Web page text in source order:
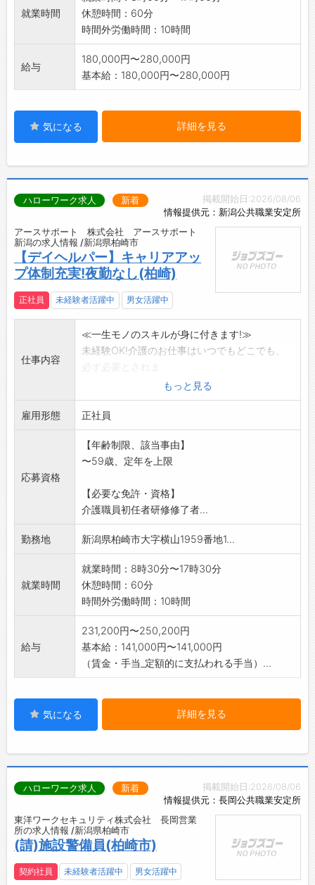
就業時間
休憩時間：60分
時間外労働時間：10時間
給与
180,000円〜280,000円
基本給：180,000円〜280,000円
気になる 詳細を見る
掲載開始日:2026/08/06
情報提供元：新潟公共職業安定所
ハローワーク求人 新着
アースサポート 株式会社 アースサポート
新潟の求人情報 /新潟県柏崎市
【デイヘルパー】キャリアアッ
プ体制充実!夜勤なし(柏崎)
正社員 未経験者活躍中 男女活躍中
仕事内容
≪一生モノのスキルが身に付きます!≫
未経験OK!介護のお仕事はいつでもどこでも、
しっかりしたサポートのあるアースサポートで
介護職をはじめてみ
ませんか?
デイサービスに来所されたお客様のトイレや入
浴介助、レクリエー
お客様からの「ありがとう」が大きなやりがい
となるお仕事です!
変更範囲:会社の定める業務範囲※希望考慮
もっと見る
雇用形態 正社員
応募資格
【年齢制限、該当事由】
〜59歳、定年を上限
【必要な免許・資格】
介護職員初任者研修修了者...
勤務地 新潟県柏崎市大字横山1959番地1...
就業時間
就業時間：8時30分〜17時30分
休憩時間：60分
時間外労働時間：10時間
給与
231,200円〜250,200円
基本給：141,000円〜141,000円
（賃金・手当_定額的に支払われる手当）...
気になる 詳細を見る
掲載開始日:2026/08/06
情報提供元：長岡公共職業安定所
ハローワーク求人 新着
東洋ワークセキュリティ株式会社 長岡営業
所の求人情報 /新潟県柏崎市
(請)施設警備員(柏崎市)
契約社員 未経験者活躍中 男女活躍中